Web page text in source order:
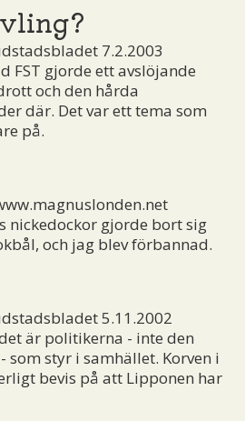
7.2.2003
FST gjorde ett avslöjande
och den hårda
där. Det var ett tema som
på.
nickedockor gjorde bort sig
och jag blev förbannad.
5.11.2002
är politikerna - inte den
som styr i samhället. Korven i
bevis på att Lipponen har